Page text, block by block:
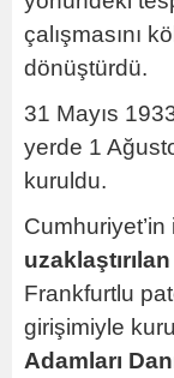
çalışmasını
dönüştürdü.
31 Mayıs
yerde 1
kuruldu.
Frankfurtlu
girişimiyle
Adamları